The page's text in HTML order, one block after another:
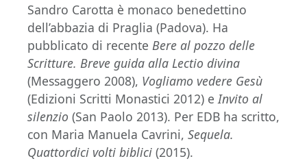
Sandro Carotta è monaco benedettino
dell’abbazia di Praglia (Padova). Ha
pubblicato di recente Bere al pozzo delle
Scritture. Breve guida alla Lectio divina
(Messaggero 2008), Vogliamo vedere Gesù
(Edizioni Scritti Monastici 2012) eInvito al
silenzio (San Paolo 2013). Per EDB ha scritto,
con Maria Manuela Cavrini, Sequela.
Quattordici volti biblici (2015).